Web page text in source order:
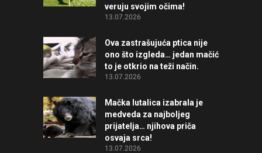
veruju svojim očima!
13.07.2026
Ova zastrašujuća ptica nije
ono što izgleda… jedan mačić
to je otkrio na teži način.
13.07.2026
Mačka lutalica izabrala je
medveda za najboljeg
prijatelja… njihova priča
osvaja srca!
13.07.2026